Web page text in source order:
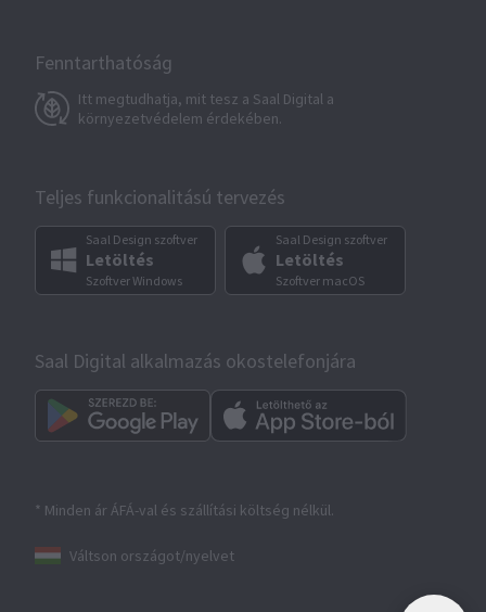
Fenntarthatóság
Itt megtudhatja, mit tesz a Saal Digital a
környezetvédelem érdekében.
Teljes funkcionalitású tervezés
Saal Design szoftver
Letöltés
Szoftver Windows
Saal Design szoftver
Letöltés
Szoftver macOS
Saal Digital alkalmazás okostelefonjára
* Minden ár ÁFÁ-val és szállítási költség nélkül.
Váltson országot/nyelvet